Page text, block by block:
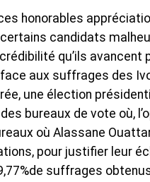
honorables
candidats
qu’ils
aux suffrages des
une élection
bureaux de vote où,
où Alassane
pour justifier leur
suffrages